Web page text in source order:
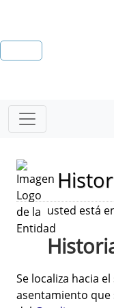
usted está
Se localiza hacia
asentamiento que